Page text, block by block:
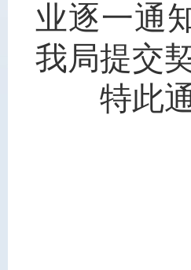
业逐一通
我局提交
特此通